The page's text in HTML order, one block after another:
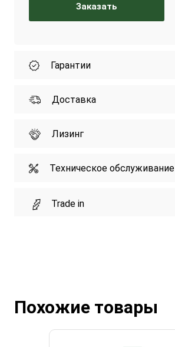
Заказать
Гарантии
Доставка
Лизинг
Техническое обслуживание
Trade in
Похожие товары